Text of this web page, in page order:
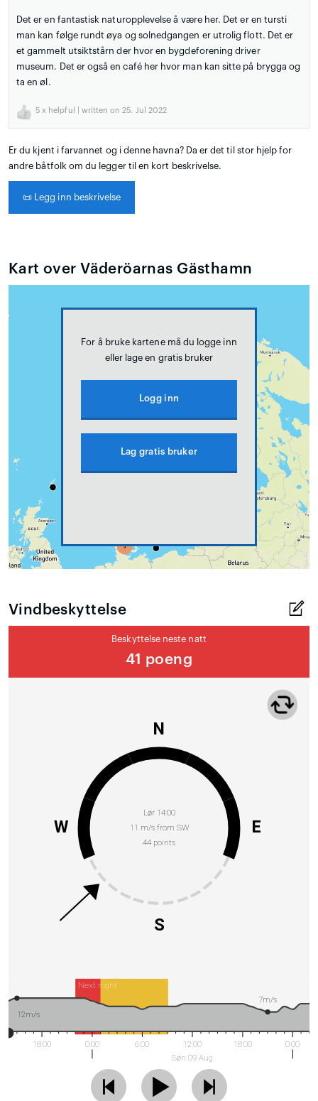
Det er en fantastisk naturopplevelse å være her. Det er en tursti
man kan følge rundt øya og solnedgangen er utrolig flott. Det er
et gammelt utsiktstårn der hvor en bygdeforening driver
museum. Det er også en café her hvor man kan sitte på brygga og
ta en øl.
5 x helpful | written on 25. Jul 2022
Er du kjent i farvannet og i denne havna? Da er det til stor hjelp for
andre båtfolk om du legger til en kort beskrivelse.
📜 Legg inn beskrivelse
Kart over Väderöarnas Gästhamn
For å bruke kartene må du logge inn
eller lage en gratis bruker
Logg inn
Lag gratis bruker
Vindbeskyttelse
Beskyttelse neste natt
41 poeng
Lør 14:00
11 m/s from SW
44 points
N
E
S
W
Next night
18:00 0:00 6:00
12:00
Søn 09 Aug
18:00 0:00
12m/s
7m/s